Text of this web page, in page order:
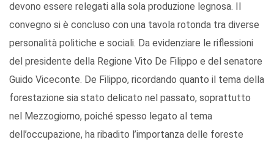
devono essere relegati alla sola produzione legnosa. Il
convegno si è concluso con una tavola rotonda tra diverse
personalità politiche e sociali. Da evidenziare le riflessioni
del presidente della Regione Vito De Filippo e del senatore
Guido Viceconte. De Filippo, ricordando quanto il tema della
forestazione sia stato delicato nel passato, soprattutto
nel Mezzogiorno, poiché spesso legato al tema
dell’occupazione, ha ribadito l’importanza delle foreste